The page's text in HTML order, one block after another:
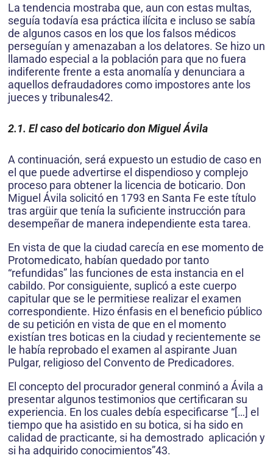
La tendencia mos­traba que, aun con estas multas,
seguía todavía esa práctica ilícita e incluso se sabía
de algunos casos en los que los falsos médicos
perseguían y amenazaban a los delatores. Se hizo un
llamado especial a la población para que no fuera
indiferente frente a esta anomalía y denunciara a
aquellos defraudadores como impostores ante los
jueces y tribunales42.
2.1. El caso del boticario don Miguel Ávila
A continuación, será expuesto un estudio de caso en
el que puede advertirse el dispendioso y complejo
proceso para obtener la licencia de boti­cario. Don
Miguel Ávila solicitó en 1793 en Santa Fe este título
tras argüir que tenía la suficiente ins­trucción para
desempeñar de manera independiente esta tarea.
En vista de que la ciudad carecía en ese momento de
Protomedicato, habían quedado por tanto
“refundidas” las funciones de esta instancia en el
cabildo. Por consiguiente, suplicó a este cuerpo
capitular que se le permitiese realizar el examen
correspondiente. Hizo énfasis en el beneficio pú­blico
de su petición en vista de que en el momento
existían tres boticas en la ciudad y recientemente se
le había reprobado el examen al aspirante Juan
Pulgar, religioso del Convento de Predicadores.
El concepto del procurador general conminó a Ávila a
presentar algunos testimonios que certificaran su
experiencia. En los cuales debía especificarse “[…] el
tiempo que ha asistido en su botica, si ha sido en
calidad de practicante, si ha demostrado aplicación y
si ha adquirido conocimientos”43.